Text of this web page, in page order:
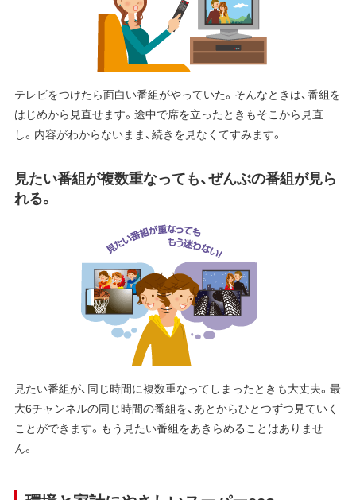
テレビをつけたら面白い番組がやっていた。そんなときは、番組を
はじめから見直せます。途中で席を立ったときもそこから見直
し。内容がわからないまま、続きを見なくてすみます。
見たい番組が複数重なっても、ぜんぶの番組が見ら
れる。
見たい番組が、同じ時間に複数重なってしまったときも大丈夫。最
大6チャンネルの同じ時間の番組を、あとからひとつずつ見ていく
ことができます。もう見たい番組をあきらめることはありませ
ん。